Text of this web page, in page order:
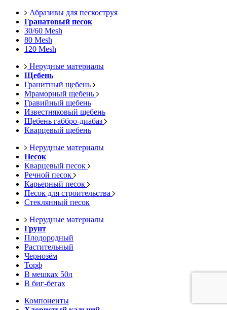
Абразивы для пескоструя
Гранатовый песок
30/60 Mesh
80 Mesh
120 Mesh
Нерудные материалы
Щебень
Гранитный щебень
Мраморный щебень
Гравийный щебень
Известняковый щебень
Щебень габбро-диабаз
Кварцевый щебень
Нерудные материалы
Песок
Кварцевый песок
Речной песок
Карьерный песок
Песок для строительства
Стеклянный песок
Нерудные материалы
Грунт
Плодородный
Растительный
Чернозём
Торф
В мешках 50л
В биг-бегах
Компоненты